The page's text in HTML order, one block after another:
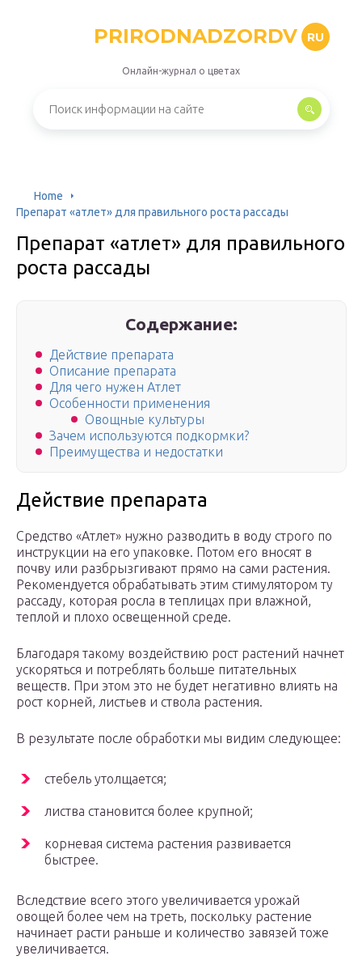
PRIRODNADZORDV RU
Онлайн-журнал о цветах
Home
Препарат «атлет» для правильного роста рассады
Препарат «атлет» для правильного
роста рассады
Содержание:
Действие препарата
Описание препарата
Для чего нужен Атлет
Особенности применения
Овощные культуры
Зачем используются подкормки?
Преимущества и недостатки
Действие препарата
Средство «Атлет» нужно разводить в воду строго по
инструкции на его упаковке. Потом его вносят в
почву или разбрызгивают прямо на сами растения.
Рекомендуется обрабатывать этим стимулятором ту
рассаду, которая росла в теплицах при влажной,
теплой и плохо освещенной среде.
Благодаря такому воздействию рост растений начнет
ускоряться и потреблять больше питательных
веществ. При этом это не будет негативно влиять на
рост корней, листьев и ствола растения.
В результате после обработки мы видим следующее:
стебель утолщается;
листва становится более крупной;
корневая система растения развивается
быстрее.
Вследствие всего этого увеличивается урожай
овощей более чем на треть, поскольку растение
начинает расти раньше и количество завязей тоже
увеличивается.